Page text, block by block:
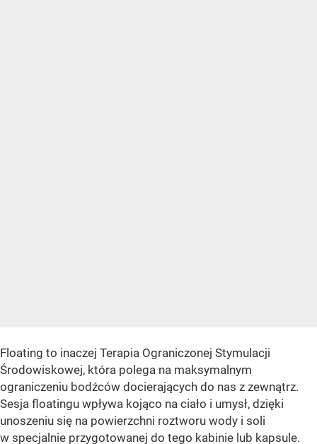
Floating to inaczej Terapia Ograniczonej Stymulacji
Środowiskowej, która polega na maksymalnym
ograniczeniu bodźców docierających do nas z zewnątrz.
Sesja floatingu wpływa kojąco na ciało i umysł, dzięki
unoszeniu się na powierzchni roztworu wody i soli
w specjalnie przygotowanej do tego kabinie lub kapsule.